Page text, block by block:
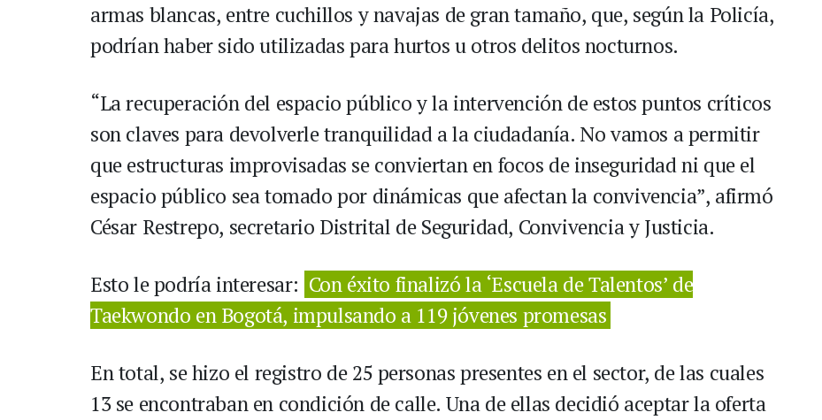
armas blancas, entre cuchillos y navajas de gran tamaño, que, según la Policía,
podrían haber sido utilizadas para hurtos u otros delitos nocturnos.
“La recuperación del espacio público y la intervención de estos puntos críticos
son claves para devolverle tranquilidad a la ciudadanía. No vamos a permitir
que estructuras improvisadas se conviertan en focos de inseguridad ni que el
espacio público sea tomado por dinámicas que afectan la convivencia”, afirmó
César Restrepo, secretario Distrital de Seguridad, Convivencia y Justicia.
Esto le podría interesar: Con éxito finalizó la ‘Escuela de Talentos’ de
Taekwondo en Bogotá, impulsando a 119 jóvenes promesas
En total, se hizo el registro de 25 personas presentes en el sector, de las cuales
13 se encontraban en condición de calle. Una de ellas decidió aceptar la oferta